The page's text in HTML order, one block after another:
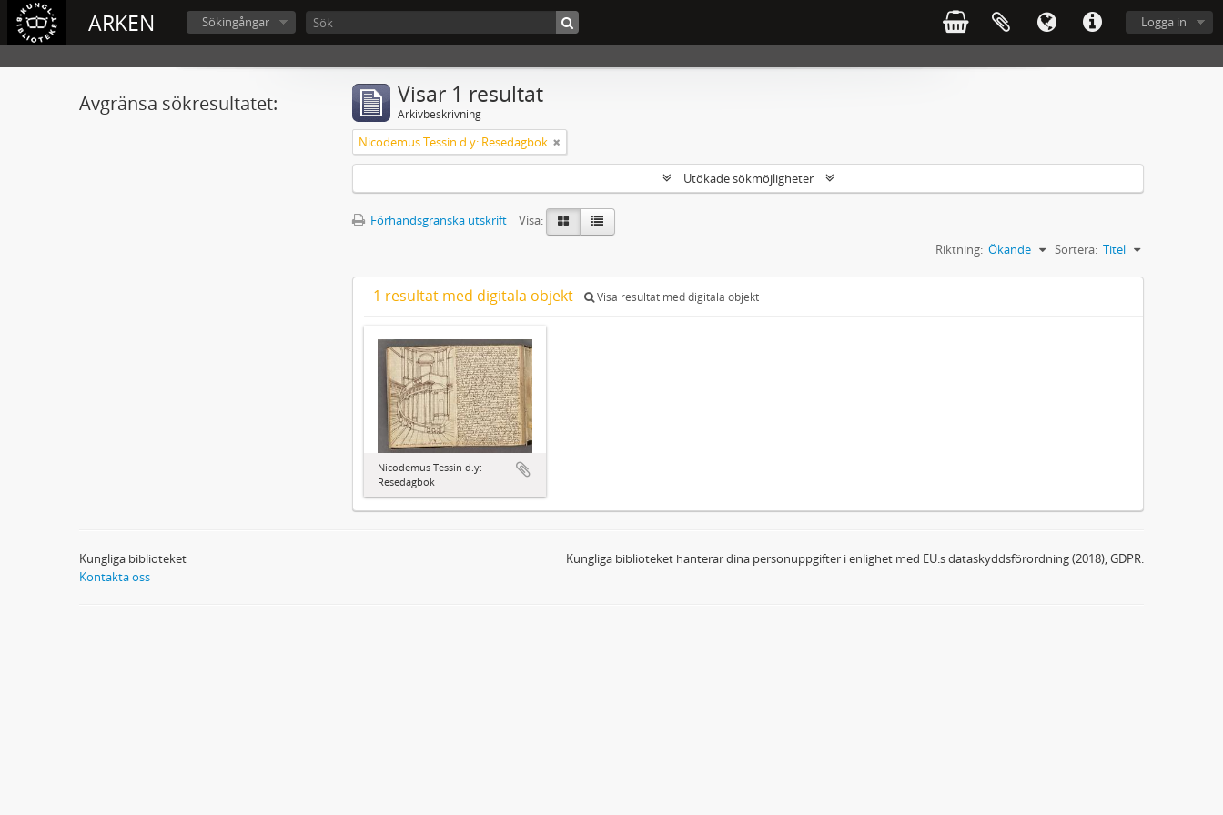
ARKEN Logga in
Sökingångar
Avgränsa sökresultatet: Visar 1 resultat
Arkivbeskrivning
Nicodemus Tessin d.y: Resedagbok
Utökade sökmöjligheter
Förhandsgranska utskrift
Visa:
Sortera: Titel
Riktning: Ökande
1 resultat med digitala objekt Visa resultat med digitala objekt
Nicodemus Tessin d.y:
Resedagbok
Kungliga biblioteket
Kontakta oss
Kungliga biblioteket hanterar dina personuppgifter i enlighet med EU:s dataskyddsförordning (2018), GDPR.